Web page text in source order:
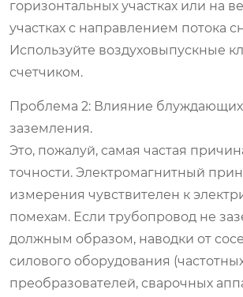
горизонтальных участках или на
участках с направлением потока
Используйте воздуховыпускные
счетчиком.
Проблема 2: Влияние блуждающих
заземления.
Это, пожалуй, самая частая
точности. Электромагнитный
измерения чувствителен к
помехам. Если трубопровод не
должным образом, наводки от
силового оборудования
преобразователей, сварочных